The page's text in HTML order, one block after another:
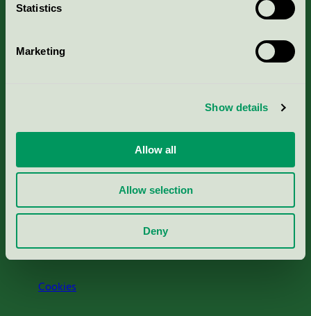
Statistics
Marketing
Show details
Allow all
Allow selection
Deny
Nordic Ecolabelling Portal
Portal för massa, papper & tryckerier
Rapporter & undersökningar
Press
Om oss
Jobba hos oss
Cookies